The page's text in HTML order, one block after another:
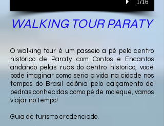
1/16
WALKING TOUR PARATY
O walking tour é um passeio a pé pelo centro
histórico de Paraty com Contos e Encantos
andando pelas ruas do centro histórico, você
pode imaginar como seria a vida na cidade nos
tempos do Brasil colônia pelo calçamento de
pedras conhecidas como pé de moleque, vamos
viajar no tempo!
Guia de turismo credenciado.